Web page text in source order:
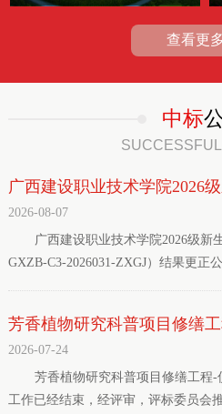
查看更
中标
广西建设职业技术学院2026
2026-08-07
广西建设职业技术学院2026级新
GXZB-C3-2026031-ZXGJ）结果更正
芳香植物研究科普项目修缮
2026-07-24
芳香植物研究科普项目修缮工程
工作已经结束，经评审，评标委员会